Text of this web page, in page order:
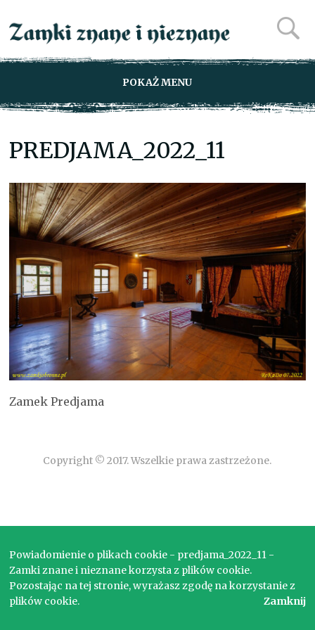
POKAŻ MENU
PREDJAMA_2022_11
Zamek Predjama
Copyright © 2017. Wszelkie prawa zastrzeżone.
Powiadomienie o plikach cookie - predjama_2022_11 -
Zamki znane i nieznane korzysta z plików cookie.
Pozostając na tej stronie, wyrażasz zgodę na korzystanie z
plików cookie.
Zamknij